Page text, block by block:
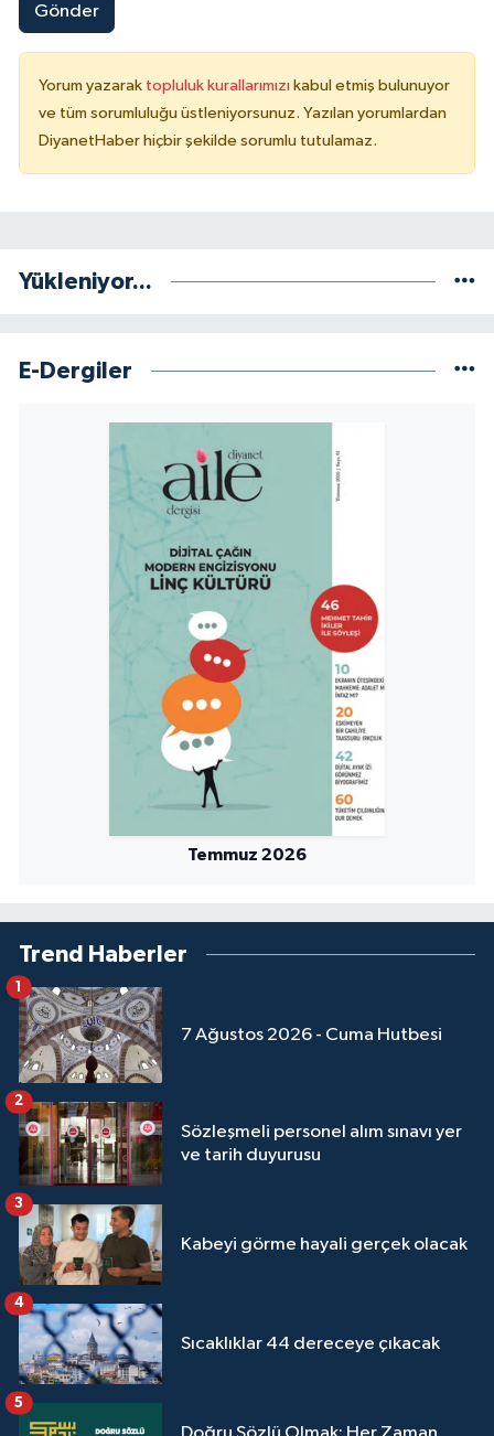
Gönder
Yorum yazarak topluluk kurallarımızı kabul etmiş bulunuyor
ve tüm sorumluluğu üstleniyorsunuz. Yazılan yorumlardan
DiyanetHaber hiçbir şekilde sorumlu tutulamaz.
Yükleniyor...
E-Dergiler
Temmuz 2026
Trend Haberler
7 Ağustos 2026 - Cuma Hutbesi
1
Sözleşmeli personel alım sınavı yer
ve tarih duyurusu
2
Kabeyi görme hayali gerçek olacak
3
Sıcaklıklar 44 dereceye çıkacak
4
5